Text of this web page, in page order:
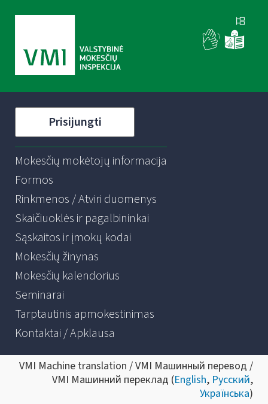
Prisijungti
Mokesčių mokėtojų informacija
Formos
Rinkmenos / Atviri duomenys
Skaičiuoklės ir pagalbininkai
Sąskaitos ir įmokų kodai
Mokesčių žinynas
Mokesčių kalendorius
Seminarai
Tarptautinis apmokestinimas
Kontaktai / Apklausa
VMI Machine translation / VMI Машинный перевод /
VMI Машинний переклад (English, Русский,
Українська)